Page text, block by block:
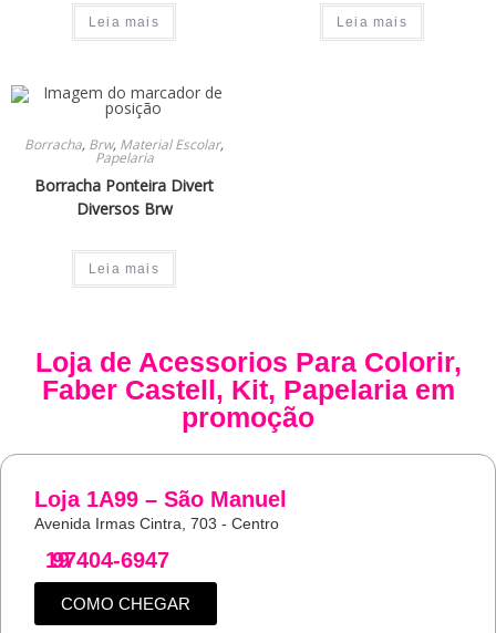
Leia mais Leia mais
Borracha, Brw, Material Escolar,
Papelaria
Borracha Ponteira Divert
Diversos Brw
Leia mais
Loja de Acessorios Para Colorir,
Faber Castell, Kit, Papelariaem
promoção
Loja 1A99 – São Manuel
Avenida Irmas Cintra, 703 - Centro
19
97404-6947
COMO CHEGAR